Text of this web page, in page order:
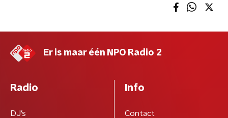
Er is maar één NPO Radio 2
Radio
DJ’s
Info
Contact